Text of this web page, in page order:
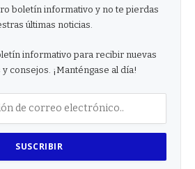
boletín informativo y no te pierdas
últimas noticias.
informativo para recibir nuevas
consejos. ¡Manténgase al día!